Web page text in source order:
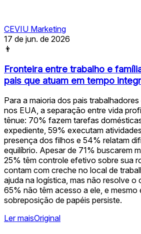
CEVIU Marketing
17 de jun. de 2026
👨
Fronteira entre trabalho e
pais que atuam em tempo
Para a maioria dos pais
nos EUA, a separação entre vida
tênue: 70% fazem tarefas
expediente, 59% executam
presença dos filhos e 54% relatam
equilíbrio. Apesar de 71% buscarem
25% têm controle efetivo sobre sua
contam com creche no local de
ajuda na logística, mas não resolve o
65% não têm acesso a ele, e mesmo
sobreposição de papéis persiste.
Ler maisOriginal